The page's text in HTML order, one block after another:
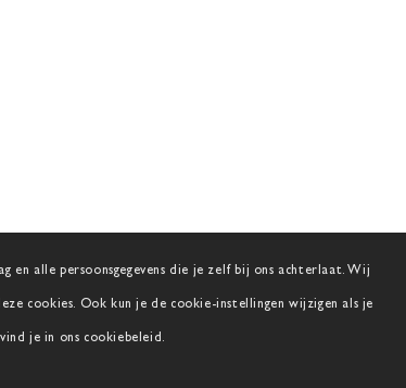
en alle persoonsgegevens die je zelf bij ons achterlaat. Wij
cookies. Ook kun je de cookie-instellingen wijzigen als je
je in ons cookiebeleid.